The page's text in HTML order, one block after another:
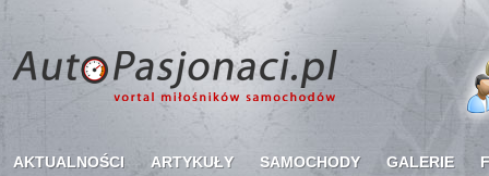
AKTUALNOŚCI ARTYKUŁY SAMOCHODY GALERIE